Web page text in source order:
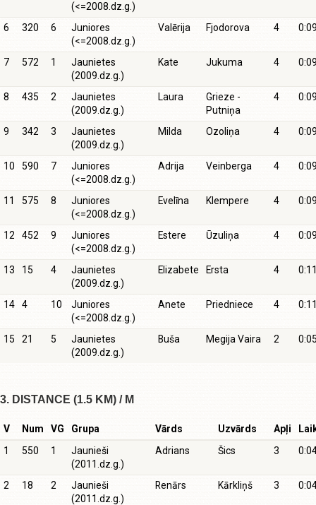
(<=2008.dz.g.)
6 320 6
Juniores
(<=2008.dz.g.)
Valērija Fjodorova 4
7 572 1
Jaunietes
(2009.dz.g.)
Kate Jukuma 4
8 435 2
Jaunietes
(2009.dz.g.)
Laura
Grieze -
Putniņa
4
9 342 3
Jaunietes
(2009.dz.g.)
Milda Ozoliņa 4
10 590 7
Juniores
(<=2008.dz.g.)
Adrija Veinberga 4
11 575 8
Juniores
(<=2008.dz.g.)
Evelīna Klempere 4
12 452 9
Juniores
(<=2008.dz.g.)
Estere Ūzuliņa 4
13 15 4
Jaunietes
(2009.dz.g.)
Elizabete Ersta 4
14 4 10
Juniores
(<=2008.dz.g.)
Anete Priedniece 4
15 21 5
Jaunietes
(2009.dz.g.)
Buša Megija Vaira 2
3. DISTANCE (1.5 KM) / M
V Num VG Grupa Vārds Uzvārds Apļi
1
550 1
Jaunieši
(2011.dz.g.)
Adrians Šics 3
2 18 2
Jaunieši
(2011.dz.g.)
Renārs Kārkliņš 3